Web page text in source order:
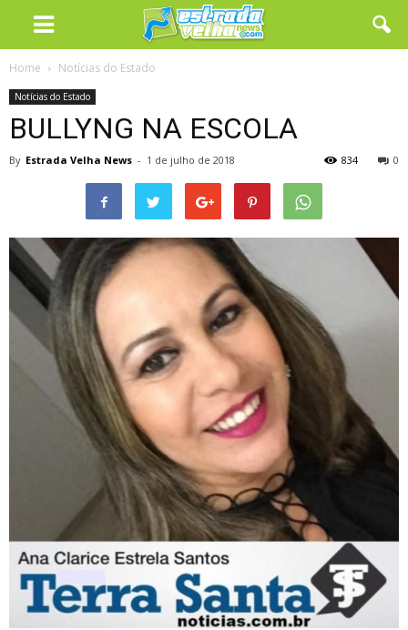
Home Notícias do Estado
Notícias do Estado
BULLYNG NA ESCOLA
By Estrada Velha News - 1 de julho de 2018 0
834